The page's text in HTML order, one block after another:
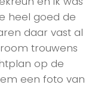
heel goed de
daar vast al
trouwens
op de
een foto van